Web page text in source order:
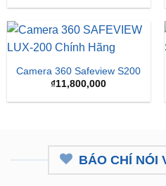
Camera 360 Safeview S200
₫11,800,000
BÁO CHÍ NÓI